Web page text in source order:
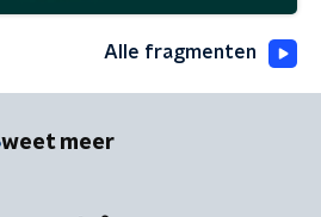
Alle fragmenten
weet meer